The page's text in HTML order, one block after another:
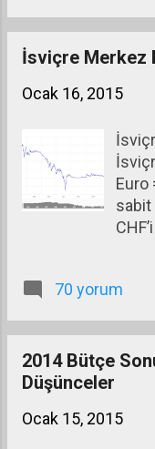
faizi, bankalara
önemli faizden
borç almakta
arasında
oluşan banda
ayında
faizle ödünç para
TCMB’nin faiz
İsviçre Merkez
Ocak 16, 2015
Euro
sabit
70 yorum
2014 Bütçe
Düşünceler
Ocak 15, 2015